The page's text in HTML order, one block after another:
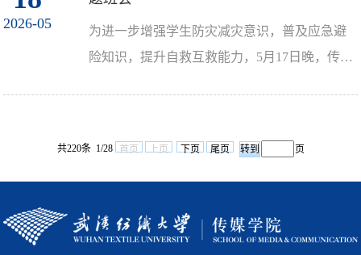
2026-05
为进一步增强学生防灾减灾意识，普及应急避
险知识，提升自救互救能力，5月17日晚，传媒
共220条 1/28 首页 上页 下页 尾页 页